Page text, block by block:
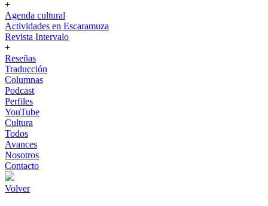
+
Agenda cultural
Actividades en Escaramuza
Revista Intervalo
+
Reseñas
Traducción
Columnas
Podcast
Perfiles
YouTube
Cultura
Todos
Avances
Nosotros
Contacto
Volver